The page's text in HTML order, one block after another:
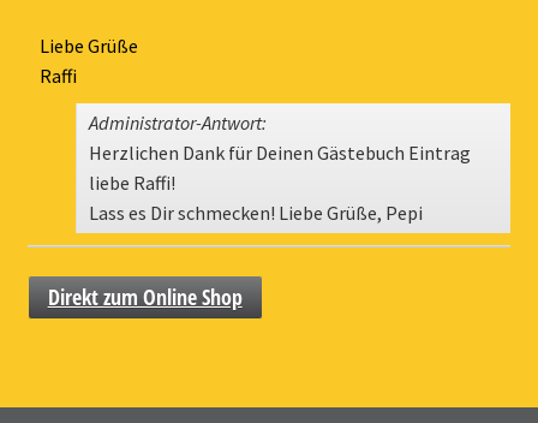
Liebe Grüße
Raffi
Administrator-Antwort:
Herzlichen Dank für Deinen Gästebuch Eintrag
liebe Raffi!
Lass es Dir schmecken! Liebe Grüße, Pepi
Direkt zum Online Shop